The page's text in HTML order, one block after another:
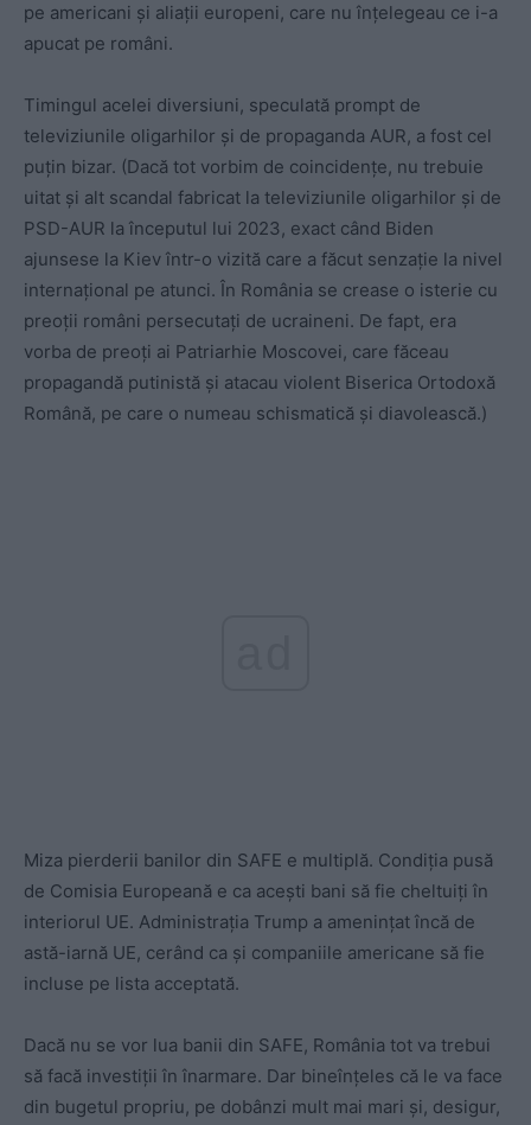
pe americani și aliații europeni, care nu înțelegeau ce i-a
apucat pe români.
Timingul acelei diversiuni, speculată prompt de
televiziunile oligarhilor și de propaganda AUR, a fost cel
puțin bizar. (Dacă tot vorbim de coincidențe, nu trebuie
uitat și alt scandal fabricat la televiziunile oligarhilor și de
PSD-AUR la începutul lui 2023, exact când Biden
ajunsese la Kiev într-o vizită care a făcut senzație la nivel
internațional pe atunci. În România se crease o isterie cu
preoții români persecutați de ucraineni. De fapt, era
vorba de preoți ai Patriarhie Moscovei, care făceau
propagandă putinistă și atacau violent Biserica Ortodoxă
Română, pe care o numeau schismatică și diavolească.)
Miza pierderii banilor din SAFE e multiplă. Condiția pusă
de Comisia Europeană e ca acești bani să fie cheltuiți în
interiorul UE. Administrația Trump a amenințat încă de
astă-iarnă UE, cerând ca și companiile americane să fie
incluse pe lista acceptată.
Dacă nu se vor lua banii din SAFE, România tot va trebui
să facă investiții în înarmare. Dar bineînțeles că le va face
din bugetul propriu, pe dobânzi mult mai mari și, desigur,